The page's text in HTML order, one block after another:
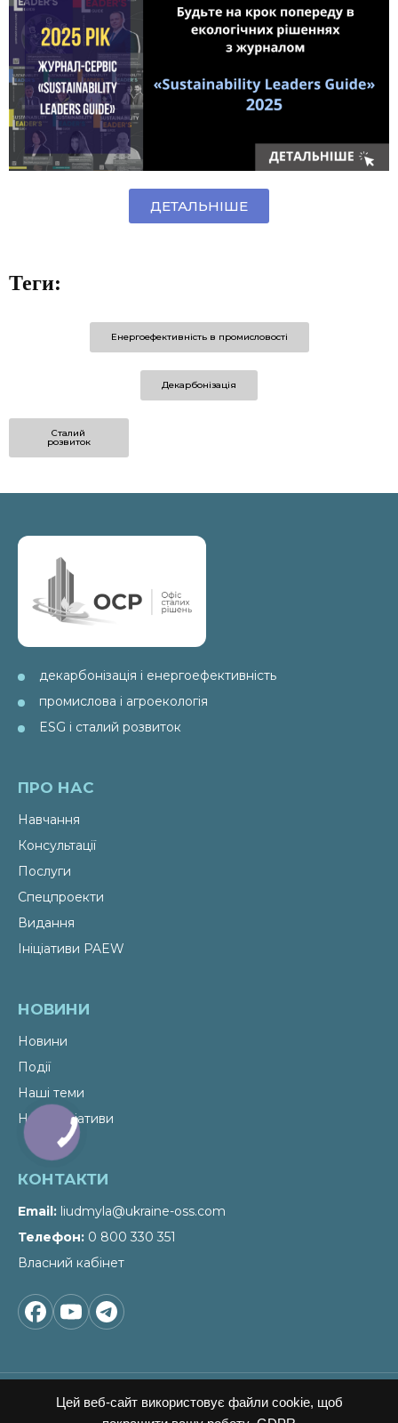
Цей веб-сайт використовує файли cookie, щоб
ДЕТАЛЬНІШЕ
Теги:
Енергоефективність в промисловості
Декарбонізація
Сталий
розвиток
декарбонізація і енергоефективність
промислова і агроекологія
ESG і сталий розвиток
ПРО НАС
Навчання
Консультації
Послуги
Спецпроекти
Видання
Ініціативи PAEW
НОВИНИ
Новини
Події
Наші теми
Наші ініціативи
КОНТАКТИ
Email liudmyla@ukraine-oss.com
Телефон 0 800 330 351
Власний кабінет
ПІДПИСАТИСЬ НА НОВИНИ